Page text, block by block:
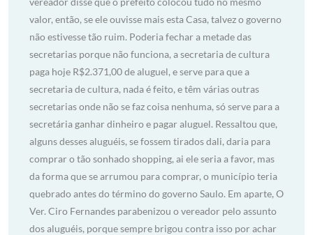
valor, então, se ele ouvisse mais esta Casa, talvez o governo
não estivesse tão ruim. Poderia fechar a metade das
secretarias porque não funciona, a secretaria de cultura
paga hoje R$2.371,00 de aluguel, e serve para que a
secretaria de cultura, nada é feito, e têm várias outras
secretarias onde não se faz coisa nenhuma, só serve para a
secretária ganhar dinheiro e pagar aluguel. Ressaltou que,
alguns desses aluguéis, se fossem tirados dali, daria para
comprar o tão sonhado shopping, ai ele seria a favor, mas
da forma que se arrumou para comprar, o município teria
quebrado antes do término do governo Saulo. Em aparte, O
Ver. Ciro Fernandes parabenizou o vereador pelo assunto
dos aluguéis, porque sempre brigou contra isso por achar